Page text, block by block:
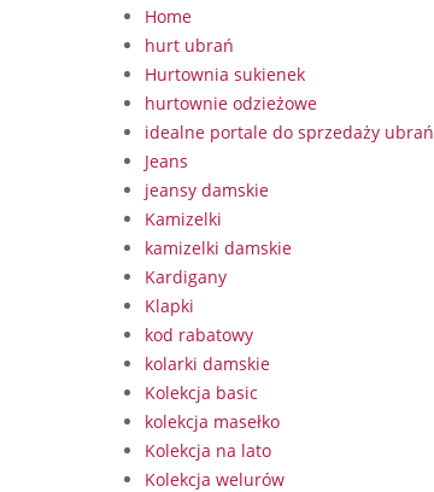
Home
hurt ubrań
Hurtownia sukienek
hurtownie odzieżowe
idealne portale do sprzedaży ubrań
Jeans
jeansy damskie
Kamizelki
kamizelki damskie
Kardigany
Klapki
kod rabatowy
kolarki damskie
Kolekcja basic
kolekcja masełko
Kolekcja na lato
Kolekcja welurów